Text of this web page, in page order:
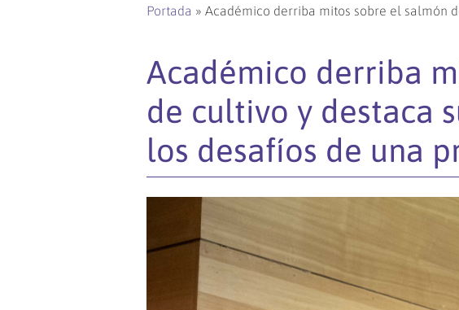
Portada » Académico derriba mitos sobre el salmón
Académico derriba
de cultivo y destaca
los desafíos de una